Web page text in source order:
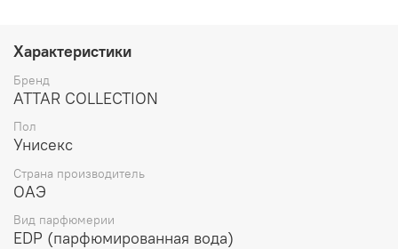
атмосферы насыщенной душистыми цветочными
ароматами и чарующим фруктовым коктейлем спелых
ягод и фруктов. Сочными сладкими нотами ягод
малины, экзотическими солнечными аккордами ананаса
ягод открывается аромат, наполняясь в дальнейшем
развитие композиции роскошными цветочными
оттенками, фруктовыми нотами сливы и ягод черной
смородины, воздушными сладкими акцентами взбитых
сливок и теплым пряным аккордом меда. Нежный
чарующий шлейф парфюма Attar Collection Hayati
соткан из тончайших оттенков восточной пудровой
Характеристики
Бренд
ATTAR COLLECTION
Пол
Унисекс
Страна производитель
ОАЭ
Вид парфюмерии
EDP (парфюмированная вода)